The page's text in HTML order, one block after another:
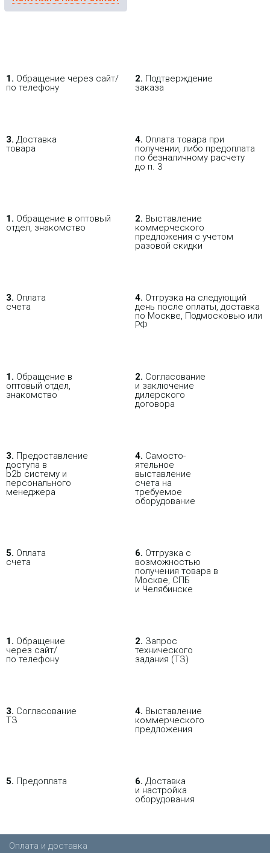
В РОЗНИЦУ ОПТОВИКАМ ПАРТНЕРАМ
1. Обращение через сайт/
по телефону
2. Подтверждение
заказа
3. Доставка
товара
4. Оплата товара при
получении, либо предоплата
по безналичному расчету
до п. 3
1. Обращение в оптовый
отдел, знакомство
2. Выставление
коммерческого
предложения с учетом
разовой скидки
3. Оплата
счета
4. Отгрузка на следующий
день после оплаты, доставка
по Москве, Подмосковью или
РФ
1. Обращение в
оптовый отдел,
знакомство
2. Согласование
и заключение
дилерского
договора
3. Пре­до­ста­вле­ние
доступа в
b2b систему и
персо­нального
мене­джера
4. Само­сто­-
ятель­ное
выставление
счета на
требуемое
оборудование
5. Оплата
счета
6. Отгрузка с
возможностью
получения товара в
Москве, СПБ
и Челябинске
1. Обращение
через сайт/
по телефону
2. Запрос
технического
задания (ТЗ)
3. Согласование
ТЗ
4. Выставление
коммерческого
предложения
5. Предоплата 6. Доставка
и настройка
оборудования
Оплата и доставка